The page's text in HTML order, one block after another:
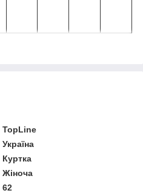
TopLine
Україна
Куртка
Жіноча
62